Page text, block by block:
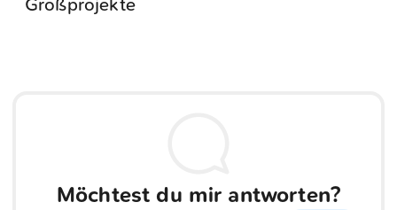
Großprojekte
Möchtest du mir antworten?